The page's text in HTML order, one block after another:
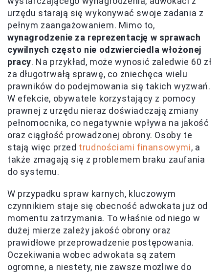
urzędu starają się wykonywać swoje zadania z
pełnym zaangażowaniem. Mimo to,
wynagrodzenie za reprezentację w sprawach
cywilnych często nie odzwierciedla włożonej
pracy. Na przykład, może wynosić zaledwie 60 zł
za długotrwałą sprawę, co zniechęca wielu
prawników do podejmowania się takich wyzwań.
W efekcie, obywatele korzystający z pomocy
prawnej z urzędu nieraz doświadczają zmiany
pełnomocnika, co negatywnie wpływa na jakość
oraz ciągłość prowadzonej obrony. Osoby te
stają więc przed trudnościami finansowymi, a
także zmagają się z problemem braku zaufania
do systemu.
W przypadku spraw karnych, kluczowym
czynnikiem staje się obecność adwokata już od
momentu zatrzymania. To właśnie od niego w
dużej mierze zależy jakość obrony oraz
prawidłowe przeprowadzenie postępowania.
Oczekiwania wobec adwokata są zatem
ogromne, a niestety, nie zawsze możliwe do